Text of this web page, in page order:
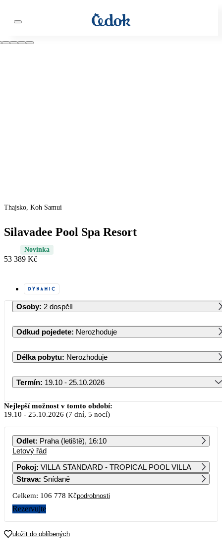
Thajsko, Koh Samui
Silavadee Pool Spa Resort
Novinka
53 389 Kč
Osoby: 2 dospělí
Odkud pojedete: Nerozhoduje
Délka pobytu: Nerozhoduje
Termín: 19.10 - 25.10.2026
Říjen 2026
PO ÚT ST ČT PÁ SO NE
5
12
19
53 389 71 969
Nejlepší možnost v tomto období:
19.10 - 25.10.2026 (7 dní, 5 nocí)
Odlet: Praha (letiště), 16:10
Letový řád
Pokoj: VILLA STANDARD - TROPICAL POOL VILLA
Strava: Snídaně
Celkem: 106 778 Kčpodrobnosti
Rezervujte
uložit do oblíbených